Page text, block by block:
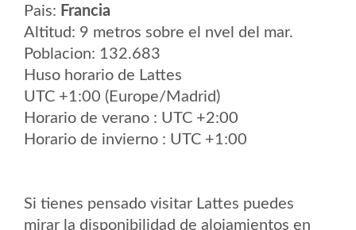
Pais: Francia
Altitud: 9 metros sobre el nvel del mar.
Poblacion: 132.683
Huso horario de Lattes
UTC +1:00 (Europe/Madrid)
Horario de verano : UTC +2:00
Horario de invierno : UTC +1:00
Si tienes pensado visitar Lattes puedes
mirar la disponibilidad de alojamientos en